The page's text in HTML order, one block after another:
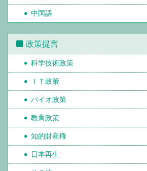
中国語
政策提言
科学技術政策
ＩＴ政策
バイオ政策
教育政策
知的財産権
日本再生